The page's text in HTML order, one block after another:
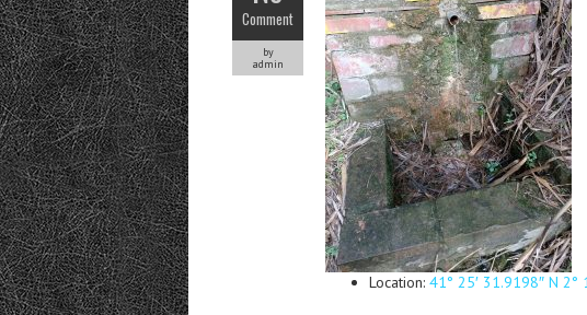
Comment
by
admin
Location: 41° 25′ 31.9198″ N 2°